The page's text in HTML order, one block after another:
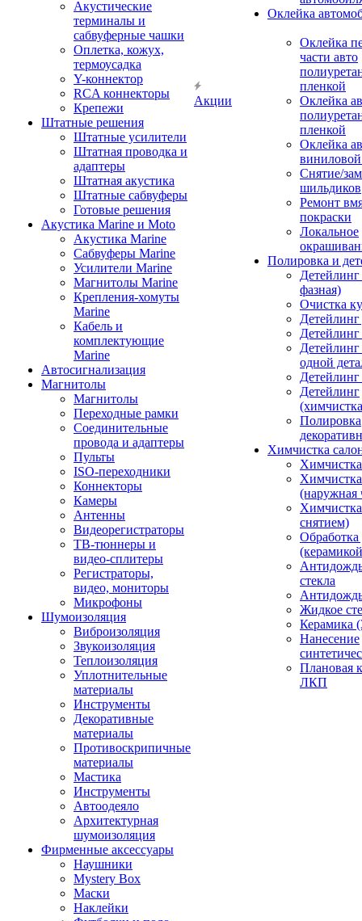
Акустические
терминалы и
сабвуферные чашки
Оплетка, кожух,
термоусадка
Y-коннектор
RCA коннекторы
Крепежи
Штатные решения
Штатные усилители
Штатная проводка и
адаптеры
Штатная акустика
Штатные сабвуферы
Готовые решения
Акустика Marine и Moto
Акустика Marine
Сабвуферы Marine
Усилители Marine
Магнитолы Marine
Крепления-хомуты
Marine
Кабель и
комплектующие
Marine
Автосигнализация
Магнитолы
Магнитолы
Переходные рамки
Соединительные
провода и адаптеры
Пульты
ISO-переходники
Коннекторы
Камеры
Антенны
Видеорегистраторы
ТВ-тюннеры и
видео-сплитеры
Регистраторы,
видео, мониторы
Микрофоны
Шумоизоляция
Виброизоляция
Звукоизоляция
Теплоизоляция
Уплотнительные
материалы
Инструменты
Декоративные
материалы
Противоскрипичные
материалы
Мастика
Инструменты
Автоодеяло
Архитектурная
шумоизоляция
Фирменные аксессуары
Наушники
Mystery Box
Маски
Наклейки
Акции
Оклейка
Оклейка
части авто
пленкой
Оклейка
пленкой
Оклейка
Снятие/
шильдиков
Ремонт
покраски
Локальное
Полировка и
фазная)
Очистка
Детейлинг
одной
Детейлинг
Полировка
Химчистка
(наружная
снятием)
Обработка
стекла
Жидкое
Керамика
Нанесение
Плановая
ЛКП